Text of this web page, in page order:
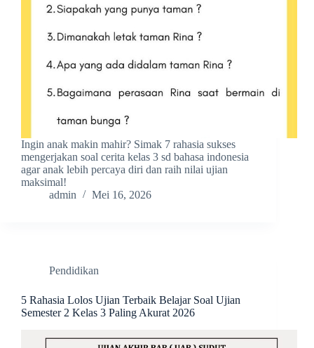
Ingin anak makin mahir? Simak 7 rahasia sukses
mengerjakan soal cerita kelas 3 sd bahasa indonesia
agar anak lebih percaya diri dan raih nilai ujian
maksimal!
admin
Mei 16, 2026
Pendidikan
5 Rahasia Lolos Ujian Terbaik Belajar Soal Ujian
Semester 2 Kelas 3 Paling Akurat 2026